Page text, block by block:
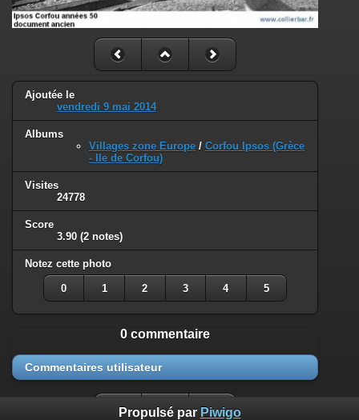
Ajoutée le
vendredi 9 mai 2014
Albums
Villages zone Europe / Corfou Ipsos (Grèce
- Ile de Corfou)
Visites
24778
Score
3.90 (2 notes)
Notez cette photo
0 1 2 3 4 5
0 commentaire
Commentaires utilisateur
Propulsé par Piwigo